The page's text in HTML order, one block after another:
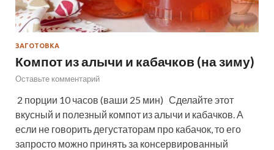
ЗАГОТОВКА
Компот из алычи и кабачков (на зиму)
Оставьте комментарий
2 порции 10 часов (ваши 25 мин) Сделайте этот
вкусный и полезный компот из алычи и кабачков. А
если не говорить дегустаторам про кабачок, то его
запросто можно принять за консервированный